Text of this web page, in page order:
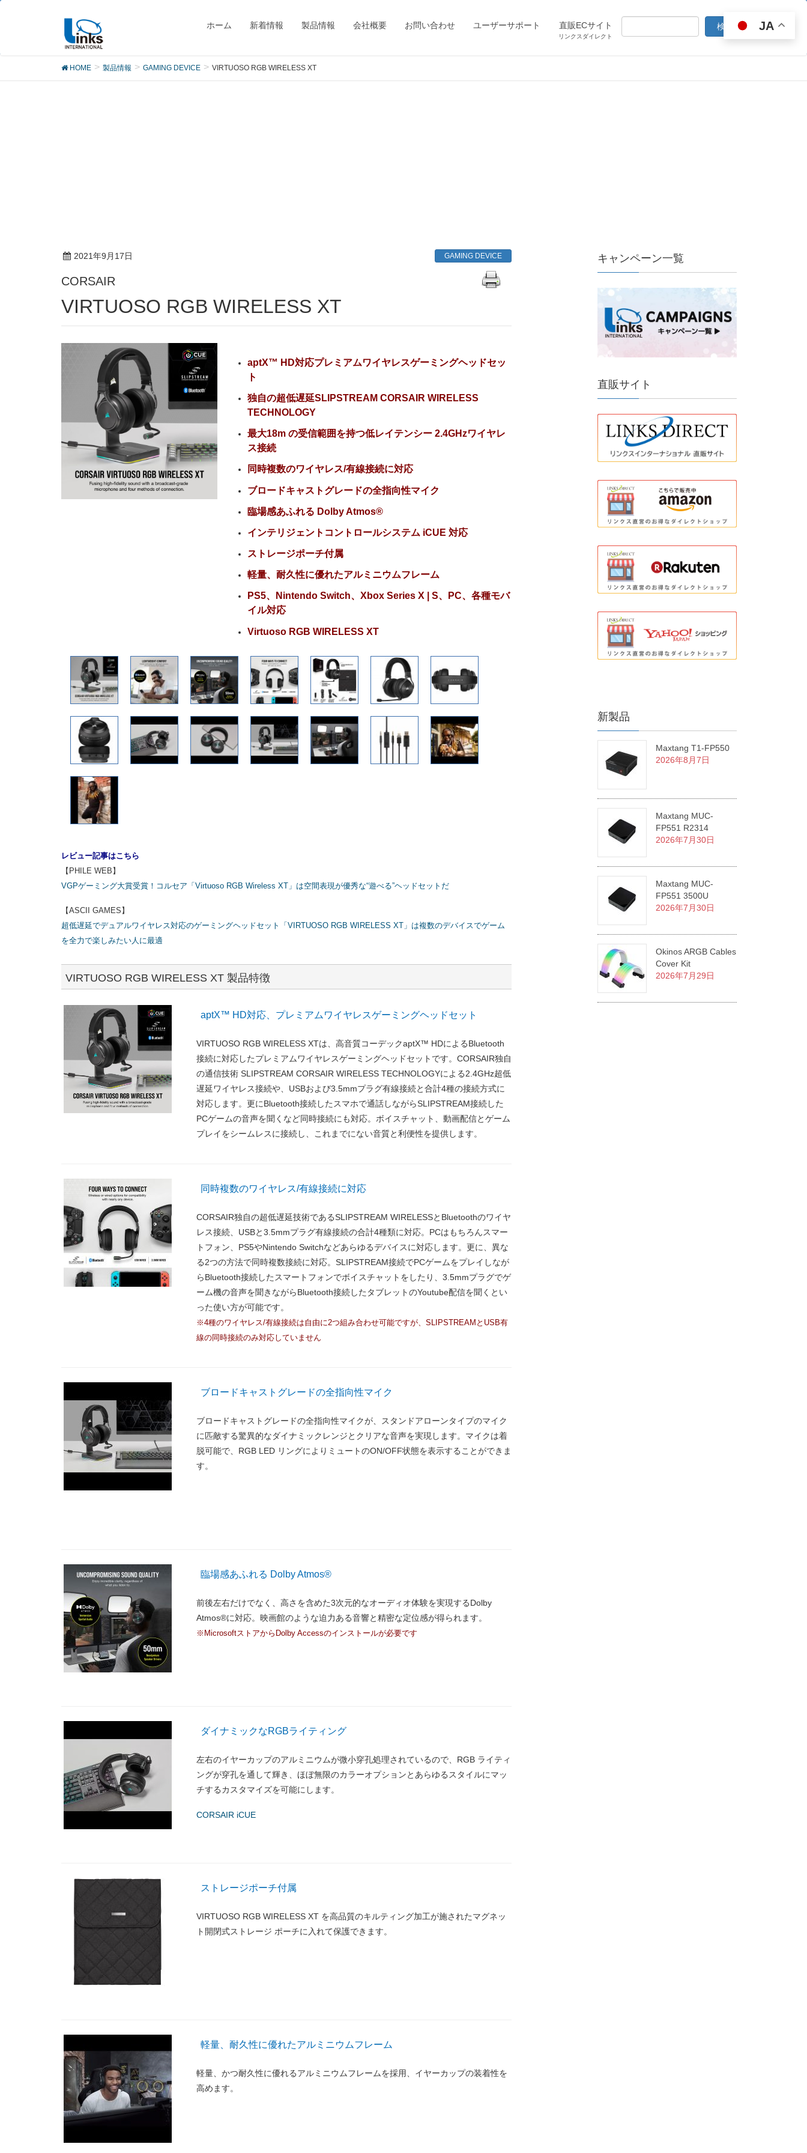
ホーム 新着情報 製品情報 会社概要 お問い合わせ ユーザーサポート 直販ECサイト
リンクスダイレクト
製品
HOME 製品情報 GAMING DEVICE VIRTUOSO RGB WIRELESS XT
2021年9月17日 GAMING DEVICE
CORSAIR
VIRTUOSO RGB WIRELESS XT
aptX™ HD対応プレミアムワイヤレスゲーミングヘッドセッ
ト
独自の超低遅延SLIPSTREAM CORSAIR WIRELESS
TECHNOLOGY
最大18m の受信範囲を持つ低レイテンシー 2.4GHzワイヤレ
ス接続
同時複数のワイヤレス/有線接続に対応
ブロードキャストグレードの全指向性マイク
臨場感あふれる Dolby Atmos®
インテリジェントコントロールシステム iCUE 対応
ストレージポーチ付属
軽量、耐久性に優れたアルミニウムフレーム
PS5、Nintendo Switch、Xbox Series X | S、PC、各種モバ
イル対応
Virtuoso RGB WIRELESS XT
レビュー記事はこちら
【PHILE WEB】
VGPゲーミング大賞受賞！コルセア「Virtuoso RGB Wireless XT」は空間表現が優秀な“遊べる”ヘッドセットだ
【ASCII GAMES】
超低遅延でデュアルワイヤレス対応のゲーミングヘッドセット「VIRTUOSO RGB WIRELESS XT」は複数のデバイスでゲーム
を全力で楽しみたい人に最適
VIRTUOSO RGB WIRELESS XT 製品特徴
aptX™ HD対応、プレミアムワイヤレスゲーミングヘッドセット
VIRTUOSO RGB WIRELESS XTは、高音質コーデックaptX™ HDによるBluetooth
接続に対応したプレミアムワイヤレスゲーミングヘッドセットです。CORSAIR独自
の通信技術 SLIPSTREAM CORSAIR WIRELESS TECHNOLOGYによる2.4GHz超低
遅延ワイヤレス接続や、USBおよび3.5mmプラグ有線接続と合計4種の接続方式に
対応します。更にBluetooth接続したスマホで通話しながらSLIPSTREAM接続した
PCゲームの音声を聞くなど同時接続にも対応。ボイスチャット、動画配信とゲーム
プレイをシームレスに接続し、これまでにない音質と利便性を提供します。
同時複数のワイヤレス/有線接続に対応
CORSAIR独自の超低遅延技術であるSLIPSTREAM WIRELESSとBluetoothのワイヤ
レス接続、USBと3.5mmプラグ有線接続の合計4種類に対応。PCはもちろんスマー
トフォン、PS5やNintendo Switchなどあらゆるデバイスに対応します。更に、異な
る2つの方法で同時複数接続に対応。SLIPSTREAM接続でPCゲームをプレイしなが
らBluetooth接続したスマートフォンでボイスチャットをしたり、3.5mmプラグでゲ
ーム機の音声を聞きながらBluetooth接続したタブレットのYoutube配信を聞くとい
った使い方が可能です。
※4種のワイヤレス/有線接続は自由に2つ組み合わせ可能ですが、SLIPSTREAMとUSB有
線の同時接続のみ対応していません
ブロードキャストグレードの全指向性マイク
ブロードキャストグレードの全指向性マイクが、スタンドアローンタイプのマイク
に匹敵する驚異的なダイナミックレンジとクリアな音声を実現します。マイクは着
脱可能で、RGB LED リングによりミュートのON/OFF状態を表示することができま
す。
臨場感あふれる Dolby Atmos®
前後左右だけでなく、高さを含めた3次元的なオーディオ体験を実現するDolby
Atmos®に対応。映画館のような迫力ある音響と精密な定位感が得られます。
※MicrosoftストアからDolby Accessのインストールが必要です
ダイナミックなRGBライティング
左右のイヤーカップのアルミニウムが微小穿孔処理されているので、RGB ライティ
ングが穿孔を通して輝き、ほぼ無限のカラーオプションとあらゆるスタイルにマッ
チするカスタマイズを可能にします。
CORSAIR iCUE
ストレージポーチ付属
VIRTUOSO RGB WIRELESS XT を高品質のキルティング加工が施されたマグネッ
ト開閉式ストレージ ポーチに入れて保護できます。
軽量、耐久性に優れたアルミニウムフレーム
軽量、かつ耐久性に優れるアルミニウムフレームを採用、イヤーカップの装着性を
高めます。
キャンペーン一覧
直販サイト
新製品
Maxtang T1-FP550
2026年8月7日
Maxtang MUC-
FP551 R2314
2026年7月30日
Maxtang MUC-
FP551 3500U
2026年7月30日
Okinos ARGB Cables
Cover Kit
2026年7月29日
JA